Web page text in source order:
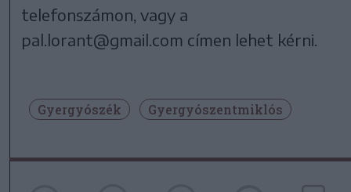
telefonszámon, vagy a
pal.lorant@gmail.com címen lehet kérni.
Gyergyószék Gyergyószentmiklós